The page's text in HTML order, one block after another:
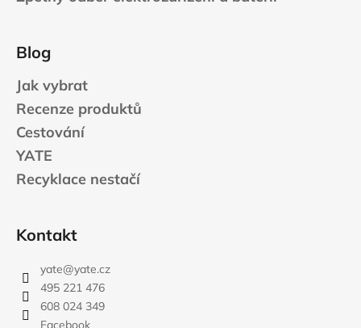
Blog
Jak vybrat
Recenze produktů
Cestování
YATE
Recyklace nestačí
Kontakt
yate@yate.cz
495 221 476
608 024 349
Facebook